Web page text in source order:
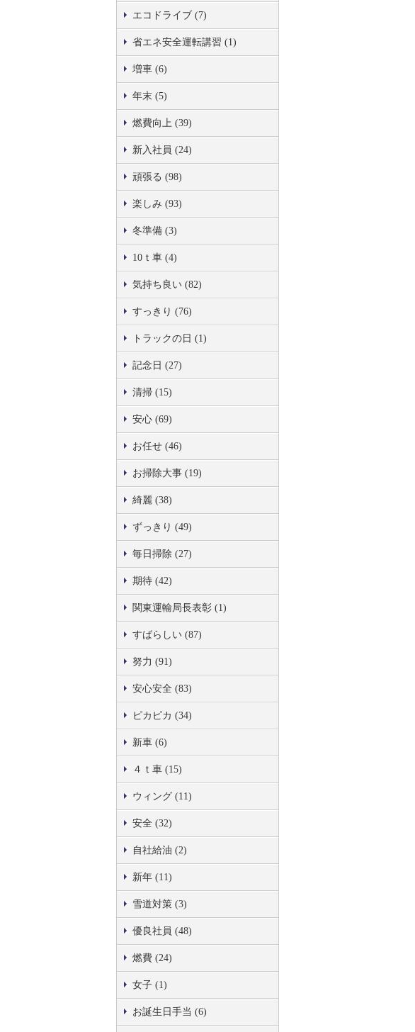
エコドライブ (7)
省エネ安全運転講習 (1)
増車 (6)
年末 (5)
燃費向上 (39)
新入社員 (24)
頑張る (98)
楽しみ (93)
冬準備 (3)
10ｔ車 (4)
気持ち良い (82)
すっきり (76)
トラックの日 (1)
記念日 (27)
清掃 (15)
安心 (69)
お任せ (46)
お掃除大事 (19)
綺麗 (38)
ずっきり (49)
毎日掃除 (27)
期待 (42)
関東運輸局長表彰 (1)
すばらしい (87)
努力 (91)
安心安全 (83)
ピカピカ (34)
新車 (6)
４ｔ車 (15)
ウィング (11)
安全 (32)
自社給油 (2)
新年 (11)
雪道対策 (3)
優良社員 (48)
燃費 (24)
女子 (1)
お誕生日手当 (6)